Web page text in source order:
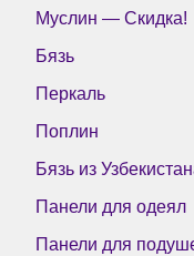
Муслин — Скидка!
Бязь
Перкаль
Поплин
Бязь из
Панели для одеял
Панели для